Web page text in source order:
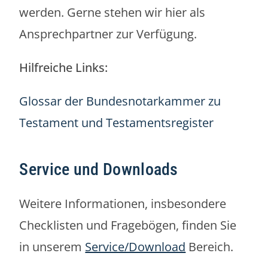
werden. Gerne stehen wir hier als
Ansprechpartner zur Verfügung.
Hilfreiche Links:
Glossar der Bundesnotarkammer zu
Testament und Testamentsregister
Service und Downloads
Weitere Informationen, insbesondere
Checklisten und Fragebögen, finden Sie
in unserem Service/Download Bereich.